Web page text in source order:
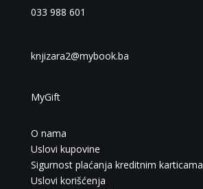
033 988 601
knjizara2@mybook.ba
MyGift
O nama
Uslovi kupovine
Sigurnost plaćanja kreditnim karticama
Uslovi korišćenja